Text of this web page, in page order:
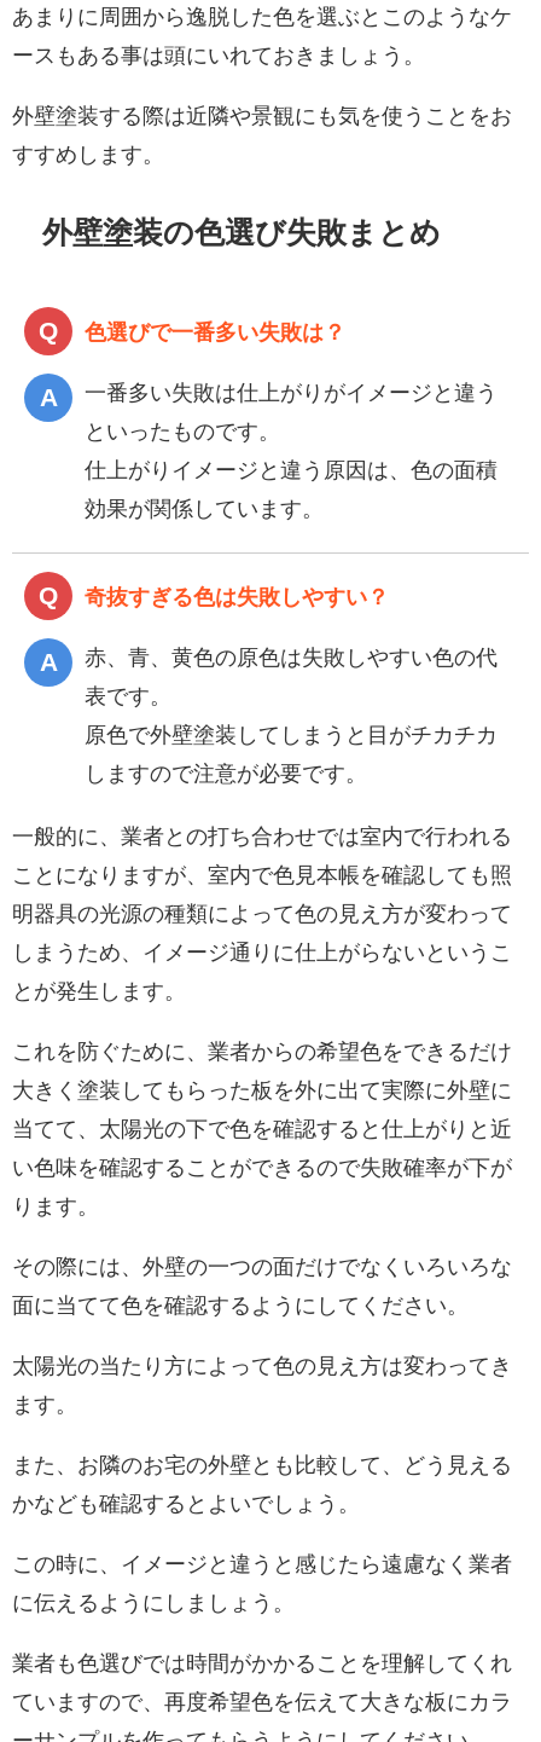
あまりに周囲から逸脱した色を選ぶとこのようなケ
ースもある事は頭にいれておきましょう。
外壁塗装する際は近隣や景観にも気を使うことをお
すすめします。
外壁塗装の色選び失敗まとめ
色選びで一番多い失敗は？
一番多い失敗は仕上がりがイメージと違う
といったものです。
仕上がりイメージと違う原因は、色の面積
効果が関係しています。
奇抜すぎる色は失敗しやすい？
赤、青、黄色の原色は失敗しやすい色の代
表です。
原色で外壁塗装してしまうと目がチカチカ
しますので注意が必要です。
一般的に、業者との打ち合わせでは室内で行われる
ことになりますが、室内で色見本帳を確認しても照
明器具の光源の種類によって色の見え方が変わって
しまうため、イメージ通りに仕上がらないというこ
とが発生します。
これを防ぐために、業者からの希望色をできるだけ
大きく塗装してもらった板を外に出て実際に外壁に
当てて、太陽光の下で色を確認すると仕上がりと近
い色味を確認することができるので失敗確率が下が
ります。
その際には、外壁の一つの面だけでなくいろいろな
面に当てて色を確認するようにしてください。
太陽光の当たり方によって色の見え方は変わってき
ます。
また、お隣のお宅の外壁とも比較して、どう見える
かなども確認するとよいでしょう。
この時に、イメージと違うと感じたら遠慮なく業者
に伝えるようにしましょう。
業者も色選びでは時間がかかることを理解してくれ
ていますので、再度希望色を伝えて大きな板にカラ